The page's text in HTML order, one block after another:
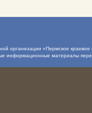
организации «Пермское
информационные материалы